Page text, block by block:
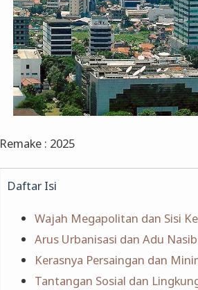
Remake : 2025
Daftar Isi
Wajah Megapolitan dan Sisi
Arus Urbanisasi dan Adu Nasib
Kerasnya Persaingan dan
Tantangan Sosial dan